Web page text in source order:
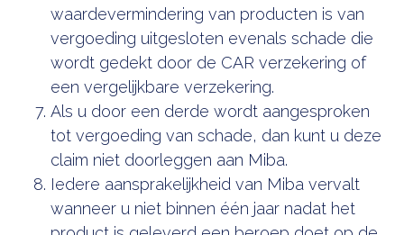
waardevermindering van producten is van
vergoeding uitgesloten evenals schade die
wordt gedekt door de CAR verzekering of
een vergelijkbare verzekering.
Als u door een derde wordt aangesproken
tot vergoeding van schade, dan kunt u deze
claim niet doorleggen aan Miba.
Iedere aansprakelijkheid van Miba vervalt
wanneer u niet binnen één jaar nadat het